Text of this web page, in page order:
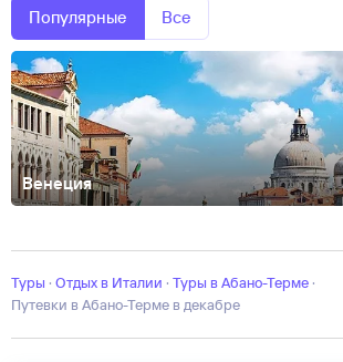
Популярные Все
Венеция
ТермеНеапольПадуя ПалермоПизаПозитано
РемоСардинияСиракузаСорренто
Туры · Отдых в Италии · Туры в Абано-Терме ·
Путевки в Абано-Терме в декабре